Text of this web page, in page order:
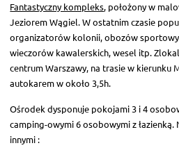
Fantastyczny kompleks, położony w
Jeziorem Wągiel. W ostatnim czasie
organizatorów kolonii, obozów
wieczorów kawalerskich, wesel itp.
centrum Warszawy, na trasie w kierunku
autokarem w około 3,5h.
Ośrodek dysponuje pokojami 3 i 4
camping-owymi 6 osobowymi z łazienką.
innymi :